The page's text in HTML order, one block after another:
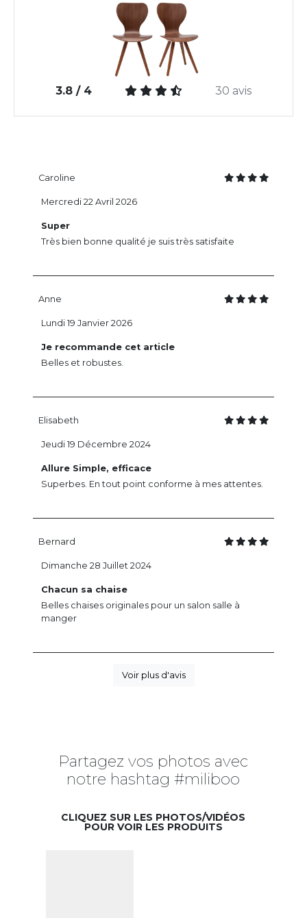
3.8 / 4 30 avis
Caroline
Super
Très bien bonne qualité je suis très satisfaite
Mercredi 22 Avril 2026
Anne
Je recommande cet article
Belles et robustes.
Lundi 19 Janvier 2026
Elisabeth
Allure Simple, efficace
Superbes. En tout point conforme à mes attentes.
Jeudi 19 Décembre 2024
Bernard
Chacun sa chaise
Belles chaises originales pour un salon salle à
manger
Dimanche 28 Juillet 2024
Voir plus d'avis
Partagez vos photos avec
notre hashtag #miliboo
CLIQUEZ SUR LES PHOTOS/VIDÉOS
POUR VOIR LES PRODUITS